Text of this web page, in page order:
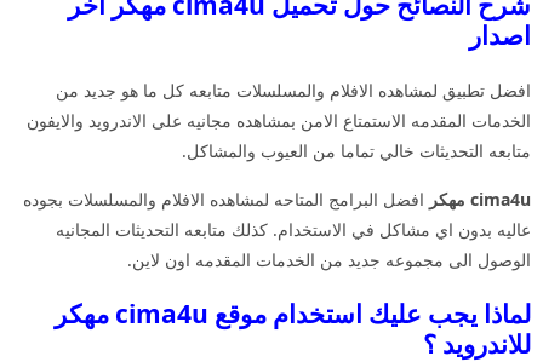
اصدار
افضل تطبيق لمشاهده الافلام والمسلسلات متابعه كل ما هو جديد من
الخدمات المقدمه الاستمتاع الامن بمشاهده مجانيه على الاندرويد والايفون
متابعه التحديثات خالي تماما من العيوب والمشاكل.
cima4u مهكر
افضل البرامج المتاحه لمشاهده الافلام والمسلسلات بجوده
عاليه بدون اي مشاكل في الاستخدام. كذلك متابعه التحديثات المجانيه
الوصول الى مجموعه جديد من الخدمات المقدمه اون لاين.
لماذا يجب عليك استخدام موقع cima4u مهكر
للاندرويد ؟